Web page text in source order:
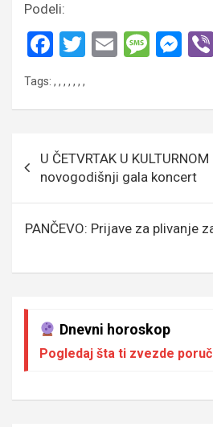
Podeli:
F
ce
o
o
k
T
E
M
g
e
M
g
er
Tags: , , , , , , ,
Кретање
чланка
U ČETVRTAK U
novogodišnji gala koncert
PANČEVO: Prijave za plivanje
Dnevni horoskop
Pogledaj šta ti zvezde